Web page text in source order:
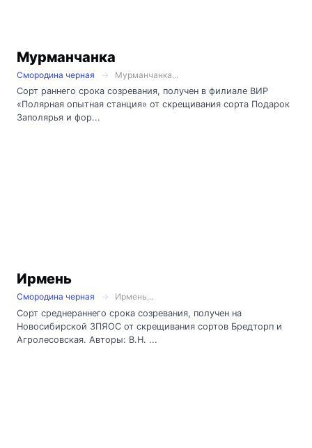
Мурманчанка
Смородина черная
Мурманчанка...
Сорт раннего срока созревания, получен в филиале ВИР
«Полярная опытная станция» от скрещивания сорта Подарок
Заполярья и фор...
Ирмень
Смородина черная
Ирмень...
Сорт среднераннего срока созревания, получен на
Новосибирской ЗПЯОС от скрещивания сортов Бредторп и
Агролесовская. Авторы: В.Н. ...